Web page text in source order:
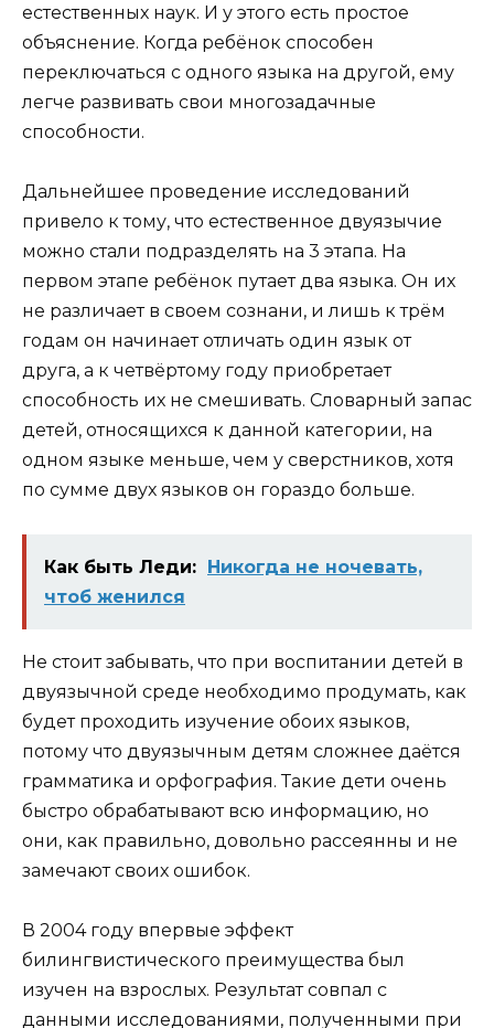
естественных наук. И у этого есть простое
объяснение. Когда ребёнок способен
переключаться с одного языка на другой, ему
легче развивать свои многозадачные
способности.
Дальнейшее проведение исследований
привело к тому, что естественное двуязычие
можно стали подразделять на 3 этапа. На
первом этапе ребёнок путает два языка. Он их
не различает в своем сознани, и лишь к трём
годам он начинает отличать один язык от
друга, а к четвёртому году приобретает
способность их не смешивать. Словарный запас
детей, относящихся к данной категории, на
одном языке меньше, чем у сверстников, хотя
по сумме двух языков он гораздо больше.
Как быть Леди:
Никогда не ночевать,
чтоб женился
Не стоит забывать, что при воспитании детей в
двуязычной среде необходимо продумать, как
будет проходить изучение обоих языков,
потому что двуязычным детям сложнее даётся
грамматика и орфография. Такие дети очень
быстро обрабатывают всю информацию, но
они, как правильно, довольно рассеянны и не
замечают своих ошибок.
В 2004 году впервые эффект
билингвистического преимущества был
изучен на взрослых. Результат совпал с
данными исследованиями, полученными при